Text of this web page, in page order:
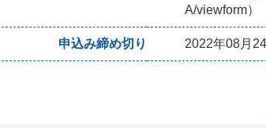
A/viewform）
申込み締め切り 2022年08月